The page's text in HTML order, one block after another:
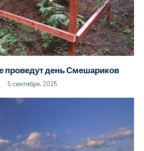
проведут день Смешариков
5 сентября, 2025